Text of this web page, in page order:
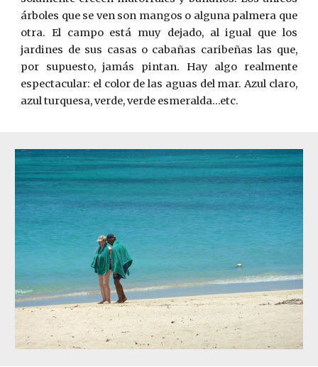
árboles que se ven son mangos o alguna palmera que
otra. El campo está muy dejado, al igual que los
jardines de sus casas o cabañas caribeñas las que,
por supuesto, jamás pintan. Hay algo realmente
espectacular: el color de las aguas del mar. Azul claro,
azul turquesa, verde, verde esmeralda…etc.